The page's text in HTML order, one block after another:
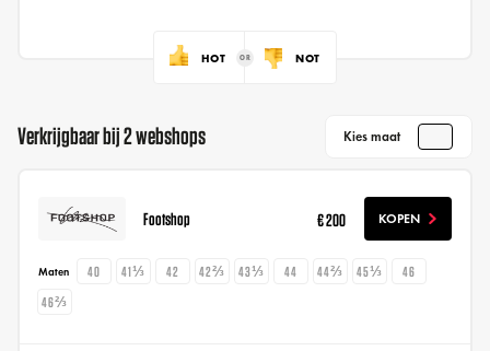
HOT NOT
Verkrijgbaar bij 2 webshops Kies maat
Footshop € 200 KOPEN
Maten 40 41⅓ 42 42⅔ 43⅓ 44 44⅔ 45⅓
46
46⅔